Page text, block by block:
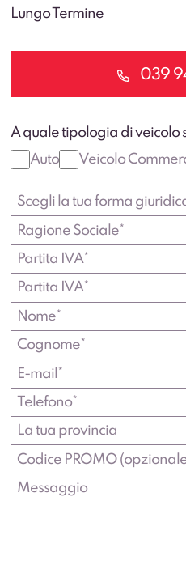
Lungo Termine
039
A quale tipologia di veicolo
Auto
Veicolo